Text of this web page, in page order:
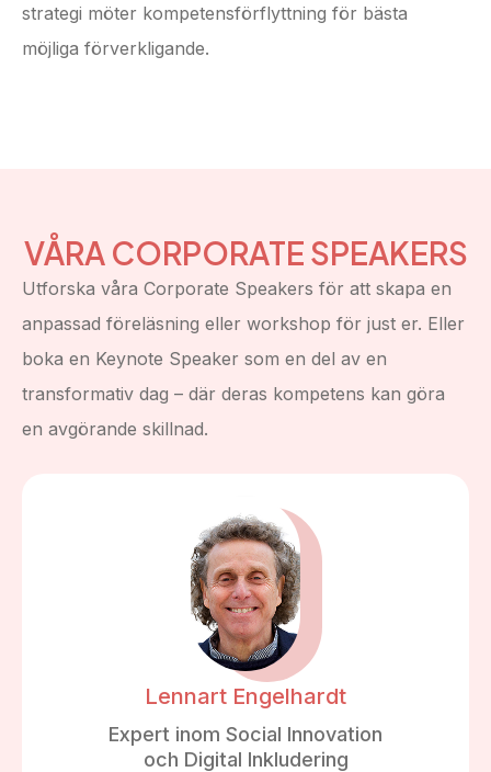
strategi möter kompetensförflyttning för bästa
möjliga förverkligande.
med djup förankrad kunskap, strategisk höjd och
praktisk förståelse. De representerar sitt företag, sitt
ämne – och sin egen trovärdighet.
Det handlar inte bara om att inspirera, utan om att
skapa förflyttning. Skillnaden mellan dåtid och
framtid. Mellan hur och varför.
Corporate Speakers bygger broar mellan teknik,
ett sätt som ökar förståelse, stärker motivation och
som leder till handling.
VÅRA CORPORATE SPEAKERS
Utforska våra Corporate Speakers för att skapa en
anpassad föreläsning eller workshop för just er. Eller
boka en Keynote Speaker som en del av en
transformativ dag – där deras kompetens kan göra
en avgörande skillnad.
Lennart Engelhardt
Expert inom Social Innovation
och Digital Inkludering